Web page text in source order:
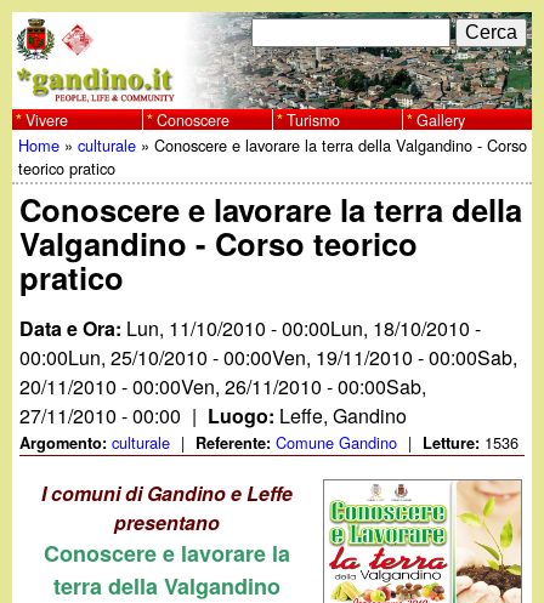
al
contenuto
principale
w
w
w
.
g
a
F
o
r
m
d
r
i
c
e
c
C
e
r
c
a
Vivere Conoscere Turismo Gallery
Tu
sei
qui
Home »culturale »Conoscere e lavorare la terra della Valgandino - Corso
teorico pratico
Conoscere e lavorare la terra della
Valgandino - Corso teorico
pratico
Data e Ora: Lun, 11/10/2010 - 00:00Lun, 18/10/2010 -
00:00Lun, 25/10/2010 - 00:00Ven, 19/11/2010 - 00:00Sab,
20/11/2010 - 00:00Ven, 26/11/2010 - 00:00Sab,
27/11/2010 - 00:00 | Luogo: Leffe, Gandino
Argomento:culturale | Referente:Comune Gandino | Letture: 1536
I comuni di Gandino e Leffe
presentano
Conoscere e lavorare la
terra della Valgandino